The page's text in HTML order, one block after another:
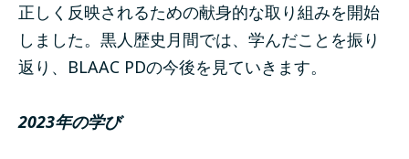
正しく反映されるための献身的な取り組みを開始
しました。黒人歴史月間では、学んだことを振り
返り、BLAAC PDの今後を見ていきます。
2023年の学び